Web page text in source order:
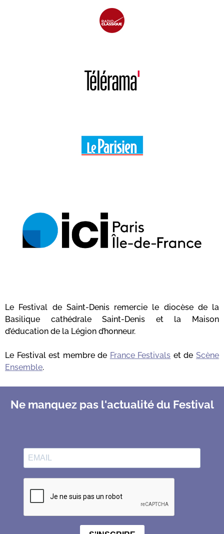
Le Festival de Saint-Denis remercie le diocèse de la
Basilique cathédrale Saint-Denis et la Maison
d’éducation de la Légion d’honneur.
Le Festival est membre de France Festivals et deScène
Ensemble.
Ne manquez pas l'actualité du Festival